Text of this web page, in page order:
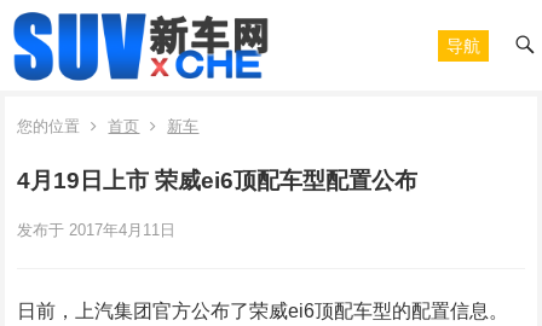
导航
您的位置 首页 新车
4月19日上市 荣威ei6顶配车型配置公布
发布于 2017年4月11日
日前，上汽集团官方公布了荣威ei6顶配车型的配置信息。